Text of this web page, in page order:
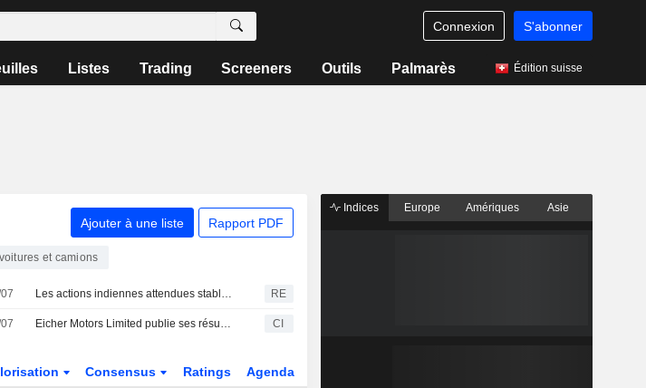
Connexion S'abonner
Listes Trading Screeners Outils Palmarès Édition suisse
Ajouter à une liste Rapport PDF
et camions
Les actions indiennes attendues stables face aux incertitudes sur les taux de la Fed RE
Eicher Motors Limited publie ses résultats pour le premier trimestre clos le 30 juin 2026 CI
Consensus Ratings Agenda
Indices Europe Amériques Asie